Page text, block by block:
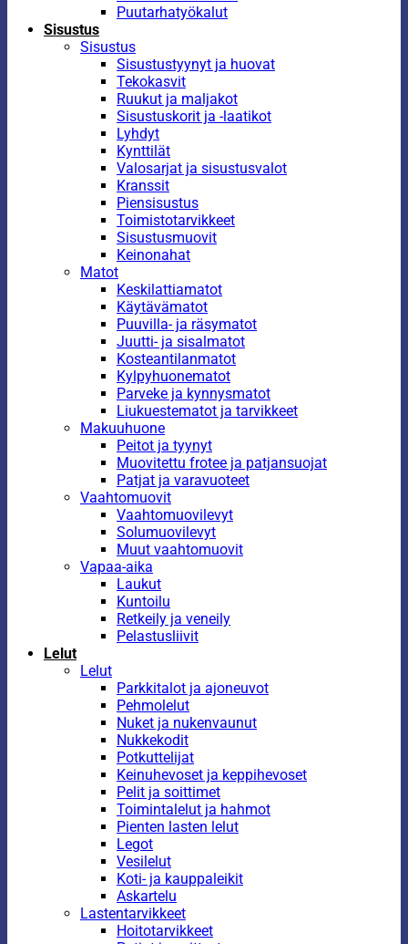
Puutarhatyökalut
Sisustus
Sisustus
Sisustustyynyt ja huovat
Tekokasvit
Ruukut ja maljakot
Sisustuskorit ja -laatikot
Lyhdyt
Kynttilät
Valosarjat ja sisustusvalot
Kranssit
Piensisustus
Toimistotarvikkeet
Sisustusmuovit
Keinonahat
Matot
Keskilattiamatot
Käytävämatot
Puuvilla- ja räsymatot
Juutti- ja sisalmatot
Kosteantilanmatot
Kylpyhuonematot
Parveke ja kynnysmatot
Liukuestematot ja tarvikkeet
Makuuhuone
Peitot ja tyynyt
Muovitettu frotee ja patjansuojat
Patjat ja varavuoteet
Vaahtomuovit
Vaahtomuovilevyt
Solumuovilevyt
Muut vaahtomuovit
Vapaa-aika
Laukut
Kuntoilu
Retkeily ja veneily
Pelastusliivit
Lelut
Lelut
Parkkitalot ja ajoneuvot
Pehmolelut
Nuket ja nukenvaunut
Nukkekodit
Potkuttelijat
Keinuhevoset ja keppihevoset
Pelit ja soittimet
Toimintalelut ja hahmot
Pienten lasten lelut
Legot
Vesilelut
Koti- ja kauppaleikit
Askartelu
Lastentarvikkeet
Hoitotarvikkeet